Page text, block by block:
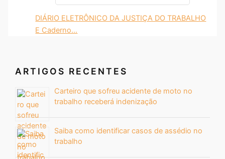
DIÁRIO ELETRÔNICO DA JUSTIÇA DO TRABALHO
E Caderno…
ARTIGOS RECENTES
Carteiro que sofreu acidente de moto no
trabalho receberá indenização
Saiba como identificar casos de assédio no
trabalho